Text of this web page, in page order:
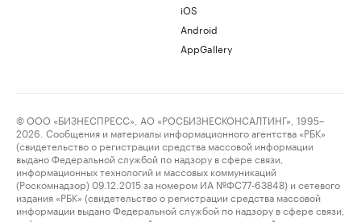
iOS
Android
AppGallery
© ООО «БИЗНЕСПРЕСС», АО «РОСБИЗНЕСКОНСАЛТИНГ», 1995–
2026. Сообщения и материалы информационного агентства «РБК»
(свидетельство о регистрации средства массовой информации
выдано Федеральной службой по надзору в сфере связи,
информационных технологий и массовых коммуникаций
(Роскомнадзор) 09.12.2015 за номером ИА №ФС77-63848) и сетевого
издания «РБК» (свидетельство о регистрации средства массовой
информации выдано Федеральной службой по надзору в сфере связи,